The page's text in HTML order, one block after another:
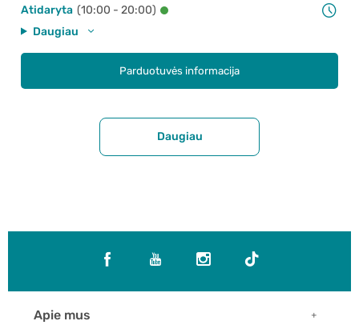
Atidaryta (10:00 - 20:00)
Daugiau
Parduotuvės informacija
Daugiau
Apie mus